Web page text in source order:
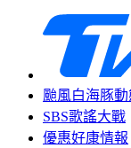
颱風白海豚動
SBS歌謠大戰
優惠好康情報